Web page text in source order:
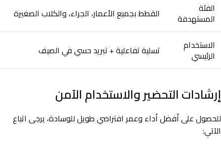
الفئة
المستهدفة القطط بجميع الأعمار، الجراء، والكلاب الصغيرة
الاستخدام
الرئيسي تسلية تفاعلية + تبريد حسي في الصيف
إرشادات التحضير والاستخدام الآمن
للحصول على أفضل أداء وعمر افتراضي طويل للوسادة، يرجى اتباع
الآتي: